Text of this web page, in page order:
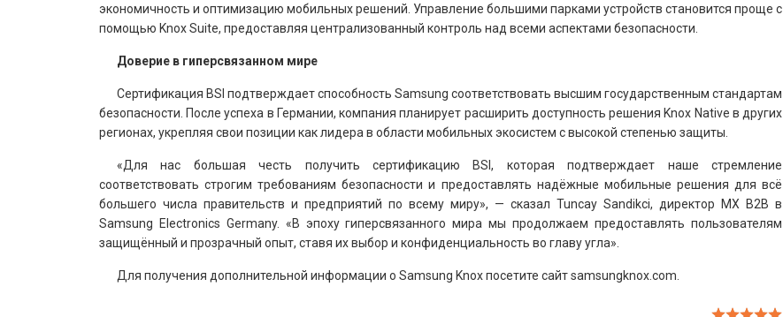
экономичность и оптимизацию мобильных решений. Управление большими парками устройств становится проще с
помощью Knox Suite, предоставляя централизованный контроль над всеми аспектами безопасности.
Доверие в гиперсвязанном мире
Сертификация BSI подтверждает способность Samsung соответствовать высшим государственным стандартам
безопасности. После успеха в Германии, компания планирует расширить доступность решения Knox Native в других
регионах, укрепляя свои позиции как лидера в области мобильных экосистем с высокой степенью защиты.
«Для нас большая честь получить сертификацию BSI, которая подтверждает наше стремление
соответствовать строгим требованиям безопасности и предоставлять надёжные мобильные решения для всё
большего числа правительств и предприятий по всему миру», — сказал Tuncay Sandikci, директор MX B2B в
Samsung Electronics Germany. «В эпоху гиперсвязанного мира мы продолжаем предоставлять пользователям
защищённый и прозрачный опыт, ставя их выбор и конфиденциальность во главу угла».
Для получения дополнительной информации о Samsung Knox посетите сайт samsungknox.com.